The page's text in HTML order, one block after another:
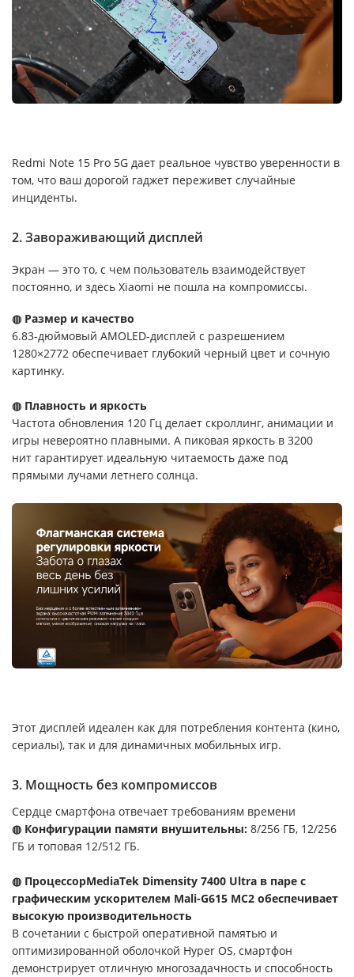
Redmi Note 15 Pro 5G дает реальное чувство уверенности в
том, что ваш дорогой гаджет переживет случайные
инциденты.
2. Завораживающий дисплей
Экран — это то, с чем пользователь взаимодействует
постоянно, и здесь Xiaomi не пошла на компромиссы.
◍ Размер и качество
6.83-дюймовый AMOLED-дисплей с разрешением
1280×2772 обеспечивает глубокий черный цвет и сочную
картинку.
◍ Плавность и яркость
Частота обновления 120 Гц делает скроллинг, анимации и
игры невероятно плавными. А пиковая яркость в 3200
нит гарантирует идеальную читаемость даже под
прямыми лучами летнего солнца.
Этот дисплей идеален как для потребления контента (кино,
сериалы), так и для динамичных мобильных игр.
3. Мощность без компромиссов
Сердце смартфона отвечает требованиям времени
◍ Конфигурации памяти внушительны: 8/256 ГБ, 12/256
ГБ и топовая 12/512 ГБ.
◍ ПроцессорMediaTek Dimensity 7400 Ultra в паре с
графическим ускорителем Mali-G615 MC2 обеспечивает
высокую производительность
В сочетании с быстрой оперативной памятью и
оптимизированной оболочкой Hyper OS, смартфон
демонстрирует отличную многозадачность и способность